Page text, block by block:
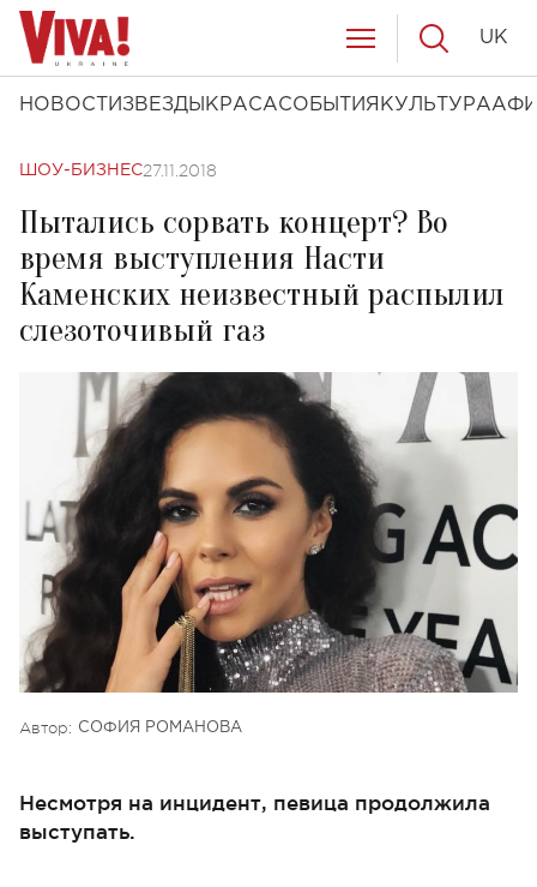
НОВОСТИ ЗВЕЗДЫ КРАСАСОБЫТИЯ КУЛЬТУРА
UK
ШОУ-БИЗНЕС27.11.2018
Пытались сорвать концерт? Во
время выступления Насти
Каменских неизвестный распылил
слезоточивый газ
Автор: СОФИЯ РОМАНОВА
Несмотря на инцидент, певица продолжила
выступать.